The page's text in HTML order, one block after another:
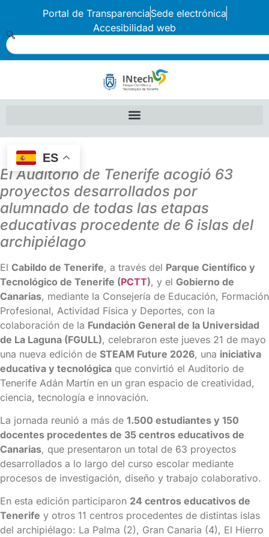
Portal de TransparenciaSede electrónica
Accesibilidad web
ES
El Auditorio de Tenerife acogió 63
proyectos desarrollados por
alumnado de todas las etapas
educativas procedente de 6 islas del
archipiélago
El Cabildo de Tenerife, a través del Parque Científico y
Tecnológico de Tenerife (PCTT), y el Gobierno de
Canarias, mediante la Consejería de Educación, Formación
Profesional, Actividad Física y Deportes, con la
colaboración de la Fundación General de la Universidad
de La Laguna (FGULL), celebraron este jueves 21 de mayo
una nueva edición de STEAM Future 2026, una iniciativa
educativa y tecnológica que convirtió el Auditorio de
Tenerife Adán Martín en un gran espacio de creatividad,
ciencia, tecnología e innovación.
La jornada reunió a más de 1.500 estudiantes y 150
docentes procedentes de 35 centros educativos de
Canarias, que presentaron un total de 63 proyectos
desarrollados a lo largo del curso escolar mediante
procesos de investigación, diseño y trabajo colaborativo.
En esta edición participaron 24 centros educativos de
Tenerife y otros 11 centros procedentes de distintas islas
del archipiélago: La Palma (2), Gran Canaria (4), El Hierro